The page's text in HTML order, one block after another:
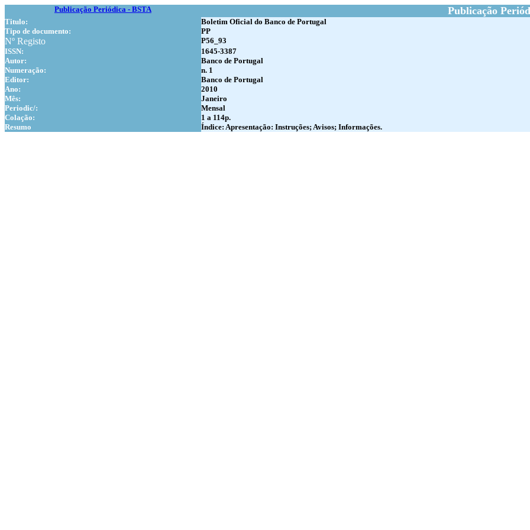
Publicação Periódica - BSTA Publicação
Titulo:
Boletim Oficial do Banco de Portugal
Tipo de documento:
PP
Nº Registo
P56_93
ISSN:
1645-3387
Autor:
Banco de Portugal
Numeração:
n. 1
Editor:
Banco de Portugal
Ano:
2010
Mês:
Janeiro
Periodic/:
Mensal
Colação:
1 a 114p.
Resumo
Índice: Apresentação: Instruções; Avisos; Informações.